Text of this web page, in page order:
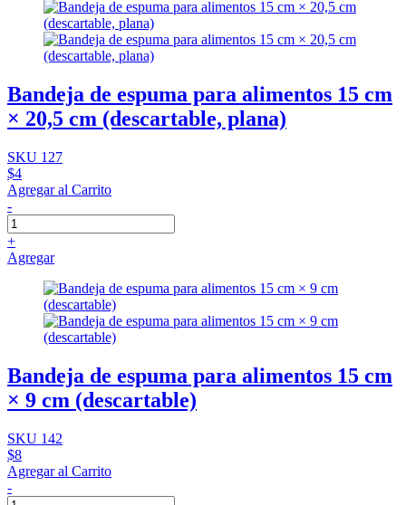
Bandeja de espuma para alimentos 15 cm
× 20,5 cm (descartable, plana)
SKU 127
$4
Agregar al Carrito
-
+
Agregar
Bandeja de espuma para alimentos 15 cm
× 9 cm (descartable)
SKU 142
$8
Agregar al Carrito
-